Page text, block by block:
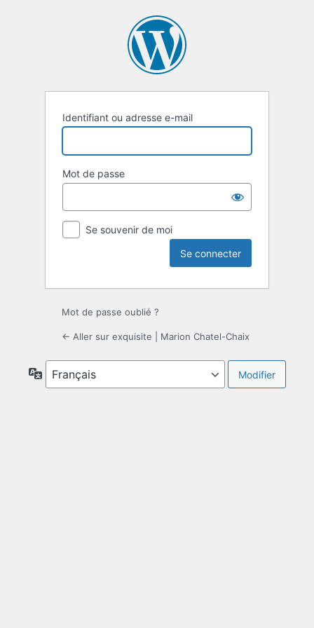
Identifiant ou adresse e-mail
Mot de passe
Se souvenir de moi
Mot de passe oublié ?
← Aller sur exquisite | Marion Chatel-Chaix
Langue